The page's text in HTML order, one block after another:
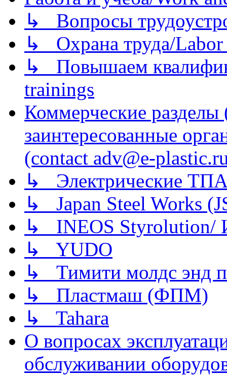
↳ Вопросы
↳ Охрана труда/Labor
↳ Повышаем
trainings
Коммерческие
заинтересованные
(contact adv@e-
↳ Электрические
↳ Japan Steel Works
↳ INEOS
↳ YUDO
↳ Тимити молдс энд
↳ Пластмаш (ФПМ)
↳ Tahara
О вопросах
обслуживании